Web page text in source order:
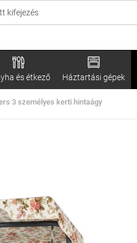
és étkező Háztartási gépek
3 személyes kerti hintaágy